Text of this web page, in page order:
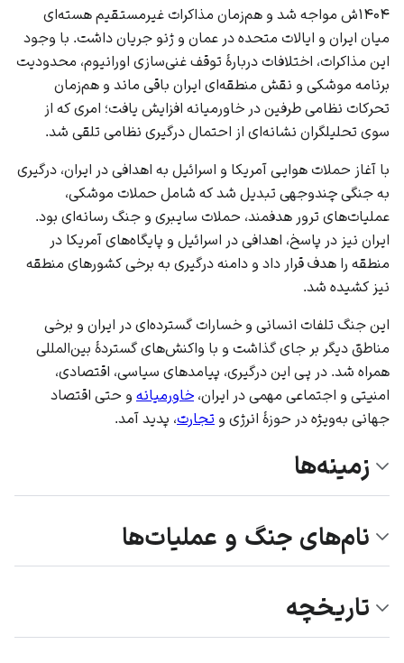
۱۴۰۴ش مواجه شد و هم‌زمان مذاکرات غیرمستقیم هسته‌ای
میان ایران و ایالات متحده در عمان و ژنو جریان داشت. با وجود
این مذاکرات، اختلافات دربارهٔ توقف غنی‌سازی اورانیوم، محدودیت
برنامه موشکی و نقش منطقه‌ای ایران باقی ماند و هم‌زمان
تحرکات نظامی طرفین در خاورمیانه افزایش یافت؛ امری که از
سوی تحلیلگران نشانه‌ای از احتمال درگیری نظامی تلقی شد.
با آغاز حملات هوایی آمریکا و اسرائیل به اهدافی در ایران، درگیری
به جنگی چندوجهی تبدیل شد که شامل حملات موشکی،
عملیات‌های ترور هدفمند، حملات سایبری و جنگ رسانه‌ای بود.
ایران نیز در پاسخ، اهدافی در اسرائیل و پایگاه‌های آمریکا در
منطقه را هدف قرار داد و دامنه درگیری به برخی کشورهای منطقه
نیز کشیده شد.
این جنگ تلفات انسانی و خسارات گسترده‌ای در ایران و برخی
مناطق دیگر بر جای گذاشت و با واکنش‌های گستردهٔ بین‌المللی
همراه شد. در پی این درگیری، پیامدهای سیاسی، اقتصادی،
امنیتی و اجتماعی مهمی در ایران، خاورمیانه و حتی اقتصاد
جهانی به‌ویژه در حوزهٔ انرژی و تجارت، پدید آمد.
زمینه‌ها
نام‌های جنگ و عملیات‌ها
تاریخچه